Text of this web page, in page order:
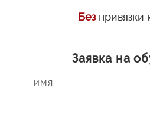
Безпривязки
Заявка на
ИМЯ